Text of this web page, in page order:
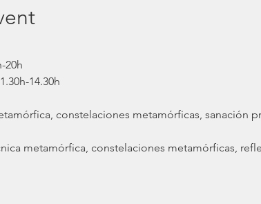
20h
14.30h
constelaciones metamórficas, sanación
metamórfica, constelaciones metamórficas,